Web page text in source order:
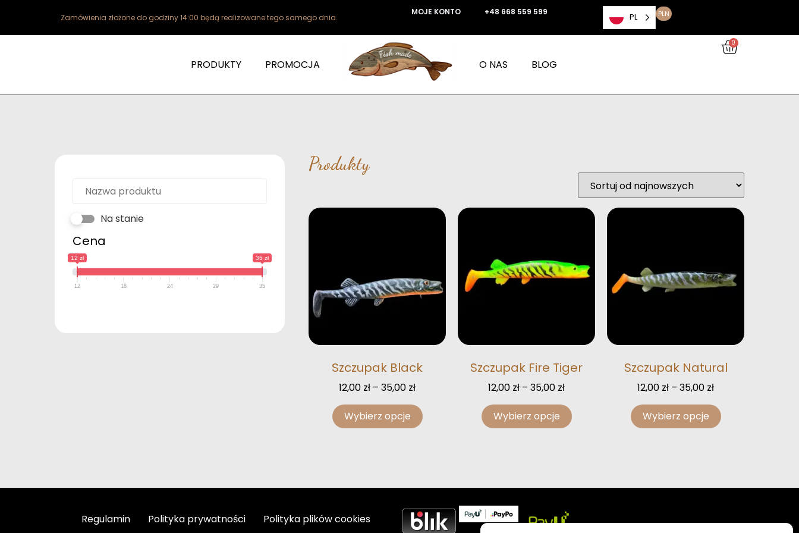
Zamówienia złożone do godziny 14:00 będą realizowane tego samego dnia.
MOJE KONTO +48 668 559 599 PL PLN
PRODUKTY PROMOCJA O NAS BLOG
0
Na stanie
Cena
12 zł 35 zł
12 18 24 29 35
Produkty
Szczupak Black
12,00 zł – 35,00 zł
Wybierz opcje
Szczupak Fire Tiger
12,00 zł – 35,00 zł
Wybierz opcje
Szczupak Natural
12,00 zł – 35,00 zł
Wybierz opcje
Regulamin Polityka prywatności Polityka plików cookies